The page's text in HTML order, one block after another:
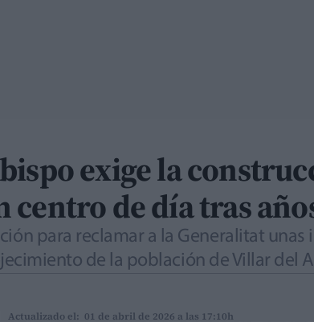
exige la
centro de día tras
para reclamar a la Generalitat
de la población de Villar del
Actualizado el: 01 de abril de 2026 a las 17:10h